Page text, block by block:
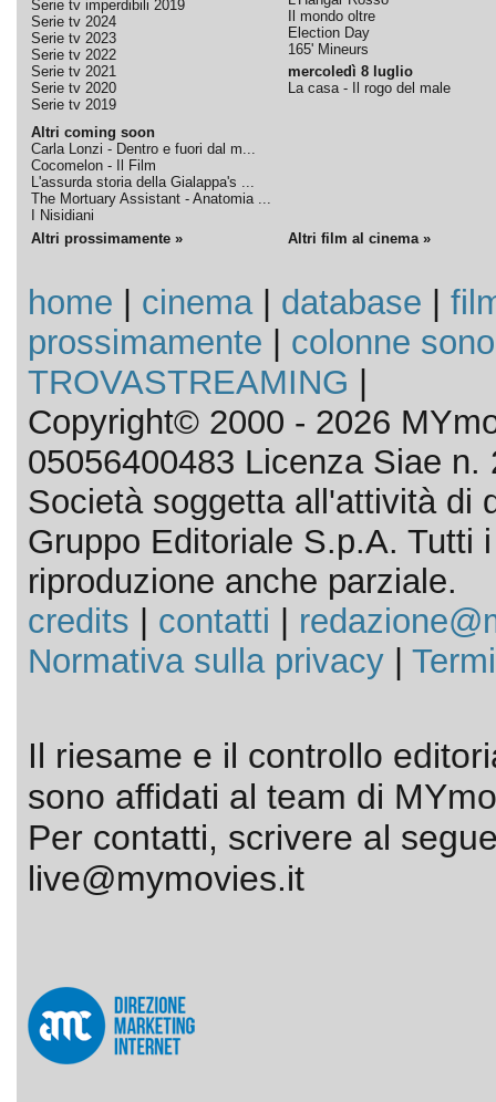
Serie tv imperdibili 2019
Serie tv 2024
Serie tv 2023
Serie tv 2022
Serie tv 2021
Serie tv 2020
Serie tv 2019
Altri coming soon
Carla Lonzi - Dentro e fuori dal m...
Cocomelon - Il Film
L'assurda storia della Gialappa's ...
The Mortuary Assistant - Anatomia ...
I Nisidiani
Il mondo oltre
Election Day
165' Mineurs
mercoledì 8 luglio
La casa - Il rogo del male
Altri prossimamente » Altri film al cinema »
home cinema| database
prossimamente
colonne
TROVASTREAMING
Copyright© 2000 - 2026
05056400483 Licenza Siae n.
Società soggetta all'attività di
Gruppo Editoriale S.p.A. Tutti
riproduzione anche parziale.
credits
contatti
Normativa sulla privacy|
Il riesame e il controllo
sono affidati al team di
Per contatti, scrivere al
live@mymovies.it